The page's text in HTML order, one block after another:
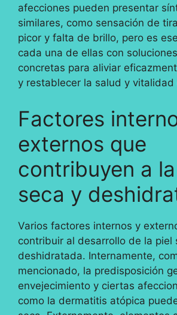
afecciones pueden presentar
similares, como sensación de
picor y falta de brillo, pero es
cada una de ellas con
concretas para aliviar
y restablecer la salud y vitalidad
Factores
externos que
contribuyen a
seca y
Varios factores internos y
contribuir al desarrollo de la piel
deshidratada. Internamente,
mencionado, la predisposición
envejecimiento y ciertas
como la dermatitis atópica